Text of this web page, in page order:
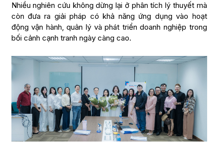
Nhiều nghiên cứu không dừng lại ở phân tích lý thuyết mà
còn đưa ra giải pháp có khả năng ứng dụng vào hoạt
động vận hành, quản lý và phát triển doanh nghiệp trong
bối cảnh cạnh tranh ngày càng cao.